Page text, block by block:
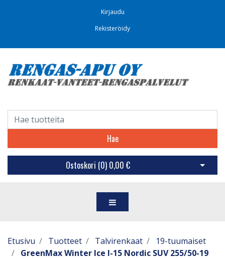
Kirjaudu
Rekisteröidy
Hae
Ostoskori (0) 0,00 € Avaa
Etusivu Tuotteet Talvirenkaat
19-tuumaiset
GreenMax Winter Ice I-15 Nordic SUV 255/50-19